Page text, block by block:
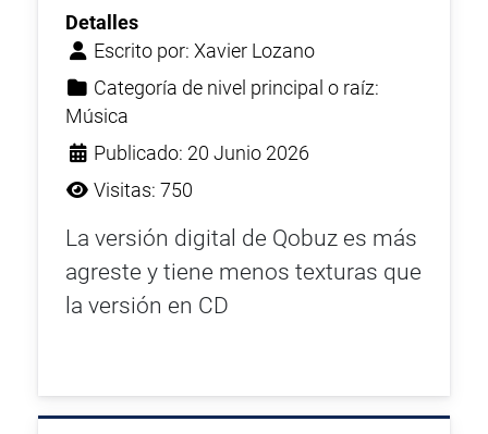
Detalles
Escrito por:Xavier Lozano
Categoría de nivel principal o raíz:
Música
Publicado: 20 Junio 2026
Visitas: 750
La versión digital de Qobuz es más
agreste y tiene menos texturas que
la versión en CD